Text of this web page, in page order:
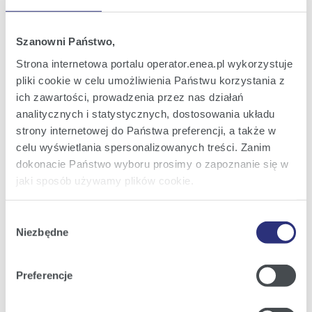
Szanowni Państwo,
Strona internetowa portalu operator.enea.pl wykorzystuje
pliki cookie w celu umożliwienia Państwu korzystania z
ich zawartości, prowadzenia przez nas działań
analitycznych i statystycznych, dostosowania układu
strony internetowej do Państwa preferencji, a także w
celu wyświetlania spersonalizowanych treści. Zanim
dokonacie Państwo wyboru prosimy o zapoznanie się w
jaki sposób używamy plików cookie.
Państwo pod zakładkami obok oraz w naszej
Polityce
KlikającAkceptuję wszystkie
wyrażają Państwo
zgody
Niezbędne
Preferencje
Postępowania zakupowe
Zamówienia regulaminowe
Zamówienia regulaminowe
Zamówienia publiczne
Elektroniczna Platforma Zakupowa -
PILOTAŻ
Prekwalifikacja i certyfikacja
Inwestycje unijne
Państwowy Fundusz Celowy
Inwestycje dofinansowane z NFOŚiGW
Plan rozwoju Enea Operator na lata 2026-2031
Biuro Obsługi Klienta